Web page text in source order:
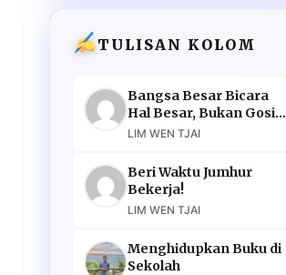
TULISAN KOLOM
Bangsa Besar Bicara
Hal Besar, Bukan Gosip
Murahan
LIM WEN TJAI
Beri Waktu Jumhur
Bekerja!
LIM WEN TJAI
Menghidupkan Buku di
Sekolah